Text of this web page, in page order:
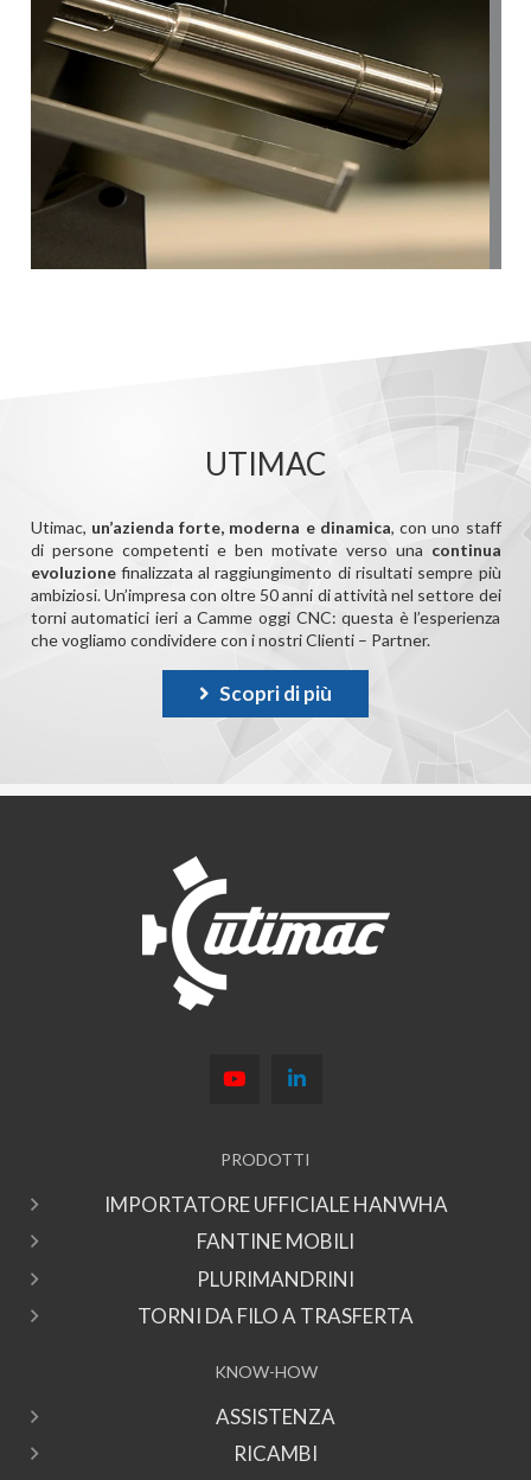
UTIMAC
Utimac, un’azienda forte, moderna e dinamica, con uno staff
di persone competenti e ben motivate verso una continua
evoluzionefinalizzata al raggiungimento di risultati sempre più
ambiziosi. Un’impresa con oltre 50 anni di attività nel settore dei
torni automatici ieri a Camme oggi CNC: questa è l’esperienza
che vogliamo condividere con i nostri Clienti – Partner.
Scopri di più
PRODOTTI
IMPORTATORE UFFICIALE HANWHA
FANTINE MOBILI
PLURIMANDRINI
TORNI DA FILO A TRASFERTA
KNOW-HOW
ASSISTENZA
RICAMBI